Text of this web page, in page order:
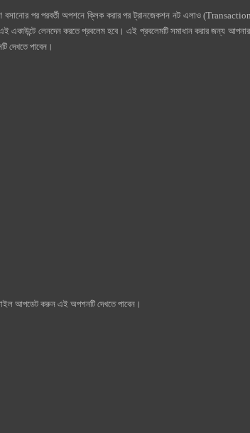
বসানোর পর পরবর্তী অপশনে ক্লিক করার পর ট্রানজেকশন নট এলাও
একাউন্টে লেনদেন করতে প্রবলেম হবে। এই প্রবলেমটি সমাধান করার জন্য
দেখতে পাবেন।
আপডেট করুন এই অপশনটি দেখতে পাবেন।